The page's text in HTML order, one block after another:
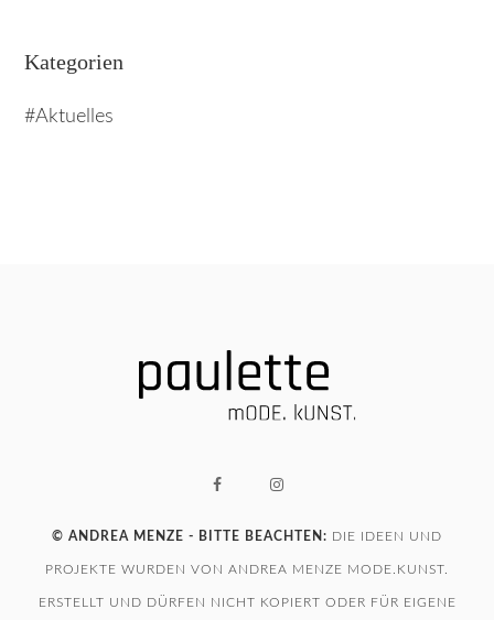
Kategorien
Aktuelles
© ANDREA MENZE - BITTE BEACHTEN: DIE IDEEN UND
PROJEKTE WURDEN VON ANDREA MENZE MODE.KUNST.
ERSTELLT UND DÜRFEN NICHT KOPIERT ODER FÜR EIGENE